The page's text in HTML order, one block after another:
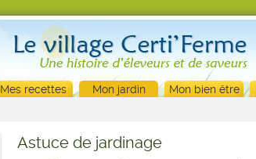
Mes recettes Mon jardin Mon bien être
Astuce de jardinage